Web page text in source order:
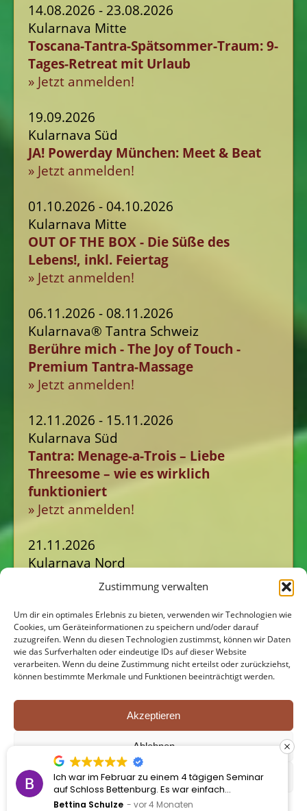
Zustimmung verwalten
Um dir ein optimales Erlebnis zu bieten, verwenden wir Technologien wie
Cookies, um Geräteinformationen zu speichern und/oder darauf
zuzugreifen. Wenn du diesen Technologien zustimmst, können wir Daten
wie das Surfverhalten oder eindeutige IDs auf dieser Website
verarbeiten. Wenn du deine Zustimmung nicht erteilst oder zurückziehst,
können bestimmte Merkmale und Funktionen beeinträchtigt werden.
Akzeptieren
Ablehnen
Einstellungen ansehen
DatenschutzerklärungImpressum
14.08.2026 - 23.08.2026
Kularnava Mitte
Toscana-Tantra-Spätsommer-Traum: 9-
Tages-Retreat mit Urlaub
» Jetzt anmelden!
19.09.2026
Kularnava Süd
JA! Powerday München: Meet & Beat
» Jetzt anmelden!
01.10.2026 - 04.10.2026
Kularnava Mitte
OUT OF THE BOX - Die Süße des
Lebens!, inkl. Feiertag
» Jetzt anmelden!
06.11.2026 - 08.11.2026
Kularnava® Tantra Schweiz
Berühre mich - The Joy of Touch -
Premium Tantra-Massage
» Jetzt anmelden!
12.11.2026 - 15.11.2026
Kularnava Süd
Tantra: Menage-a-Trois – Liebe
Threesome – wie es wirklich
funktioniert
» Jetzt anmelden!
21.11.2026
Kularnava Nord
JA! Powerday Hamburg: Meet & Beat
Paradies-Kodex
Der Geist von Kularnava
Tantra-Shop
Tantra-Blog
Impressum
Datenschutz AGB
Ich war im Februar zu einem 4 tägigen Seminar
auf Schloss Bettenburg. Es war einfach
überwältigend! Wir sehen uns wieder im
Bettina Schulze vor 4 Monaten